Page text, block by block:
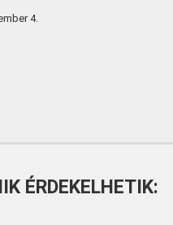
4.
ÉRDEKELHETIK: